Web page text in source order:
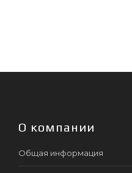
О компании
Общая информация